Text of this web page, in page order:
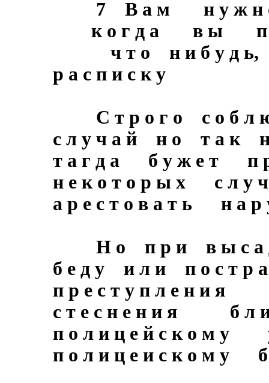
7 В а м н у ж н о
к о г д а в ы п а
ч т о н и б у д ь,
р а с п и с к у
С т р о г о с о б л ю
с л у ч а й н о т а к н
т а г д а б у ж е т п
н е к о т о р ы х с л
а р е с т о в а т ь н а р
Н о п р и в ы с а д
б е д у и л и п о с т р
п р е с т у п л е н
с т е с н е н и я б л и
п о л и ц е й с к о м
п о л и ц е и с к о м у б